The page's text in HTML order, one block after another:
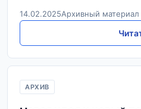
14.02.2025Архивный материал
АРХИВ